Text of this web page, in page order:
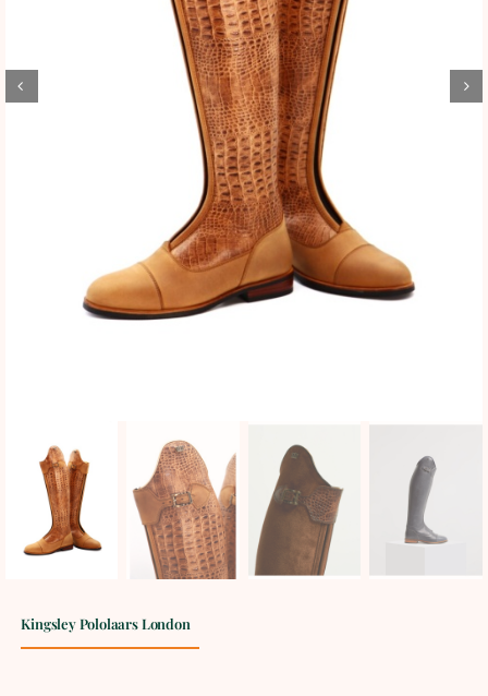
SHOWROOM
Kingsley Pololaars London